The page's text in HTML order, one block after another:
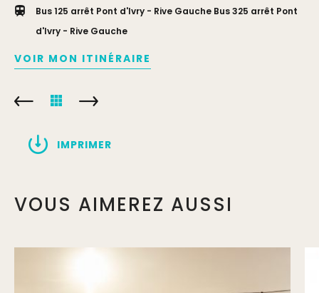
Bus 125 arrêt Pont d'Ivry - Rive Gauche Bus 325 arrêt Pont
d'Ivry - Rive Gauche
VOIR MON ITINÉRAIRE
IMPRIMER
VOUS AIMEREZ AUSSI